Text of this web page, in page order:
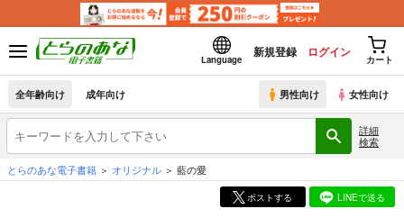
Language
新規登録 ログイン
カート
全年齢向け 成年向け 男性向け 女性向け
詳細
検索
とらのあな電子書籍 オリジナル 藍の愛
ポストする LINEで送る